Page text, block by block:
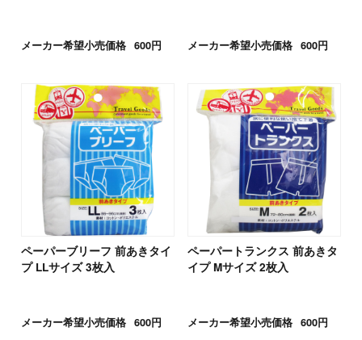
メーカー希望小売価格 600円 メーカー希望小売価格 600円
ペーパーブリーフ 前あきタイ
プ LLサイズ 3枚入
メーカー希望小売価格 600円
ペーパートランクス 前あきタ
イプ Mサイズ 2枚入
メーカー希望小売価格 600円